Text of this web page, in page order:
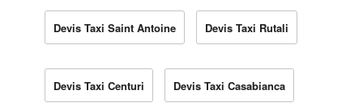
Devis Taxi Saint Antoine Devis Taxi Rutali
Devis Taxi Centuri Devis Taxi Casabianca